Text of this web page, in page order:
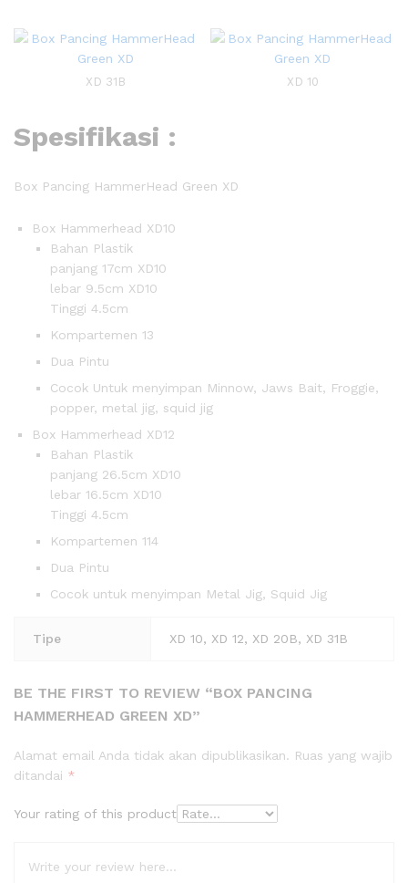
XD 31B XD 10
Spesifikasi :
Box Pancing HammerHead Green XD
Box Hammerhead XD10
Bahan Plastik
panjang 17cm XD10
lebar 9.5cm XD10
Tinggi 4.5cm
Kompartemen 13
Dua Pintu
Cocok Untuk menyimpan Minnow, Jaws Bait, Froggie,
popper, metal jig, squid jig
Box Hammerhead XD12
Bahan Plastik
panjang 26.5cm XD10
lebar 16.5cm XD10
Tinggi 4.5cm
Kompartemen 114
Dua Pintu
Cocok untuk menyimpan Metal Jig, Squid Jig
Tipe XD 10, XD 12, XD 20B, XD 31B
BE THE FIRST TO REVIEW “BOX PANCING
HAMMERHEAD GREEN XD”
Alamat email Anda tidak akan dipublikasikan. Ruas yang wajib
ditandai *
Your rating of this product